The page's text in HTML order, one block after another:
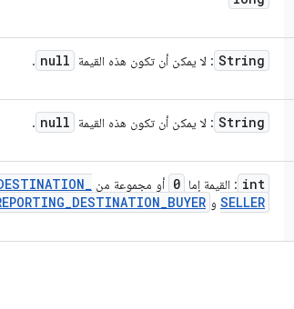
String : لا يمكن أن تكون هذه القيمة null
.
String : لا يمكن أن تكون هذه القيمة null
.
int : القيمة إما 0 أو مجموعة من _
SELLER و _DESTINATION_BUYER